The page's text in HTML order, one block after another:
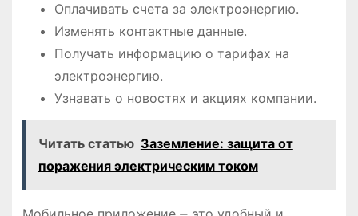
Оплачивать счета за электроэнергию.
Изменять контактные данные.
Получать информацию о тарифах на
электроэнергию.
Узнавать о новостях и акциях компании.
Читать статью Заземление: защита от
поражения электрическим током